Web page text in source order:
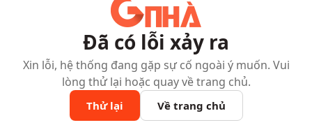
Đã có lỗi xảy ra
Xin lỗi, hệ thống đang gặp sự cố ngoài ý muốn. Vui
lòng thử lại hoặc quay về trang chủ.
Thử lại Về trang chủ